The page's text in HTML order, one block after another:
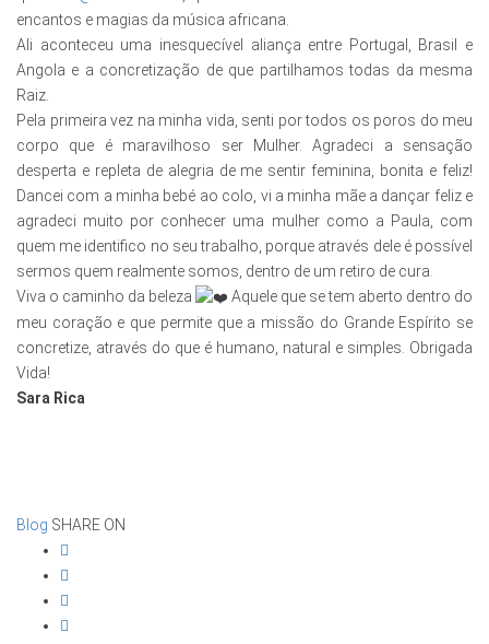
encantos e magias da música africana.
Ali aconteceu uma inesquecível aliança entre Portugal, Brasil e
Angola e a concretização de que partilhamos todas da mesma
Raiz.
Pela primeira vez na minha vida, senti por todos os poros do meu
corpo que é maravilhoso ser Mulher. Agradeci a sensação
desperta e repleta de alegria de me sentir feminina, bonita e feliz!
Dancei com a minha bebé ao colo, vi a minha mãe a dançar feliz e
agradeci muito por conhecer uma mulher como a Paula, com
quem me identifico no seu trabalho, porque através dele é possível
sermos quem realmente somos, dentro de um retiro de cura.
Viva o caminho da beleza
Aquele que se tem aberto dentro do
meu coração e que permite que a missão do Grande Espírito se
concretize, através do que é humano, natural e simples. Obrigada
Vida!
Sara Rica
Blog SHARE ON